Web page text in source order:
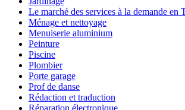
Le marché des services à la demande en
Ménage et nettoyage
Menuiserie aluminium
Peinture
Piscine
Plombier
Porte garage
Prof de danse
Rédaction et traduction
Réparation électronique